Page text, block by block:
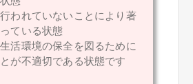
われていないことにより著
ている状態
活環境の保全を図るために
が不適切である状態です